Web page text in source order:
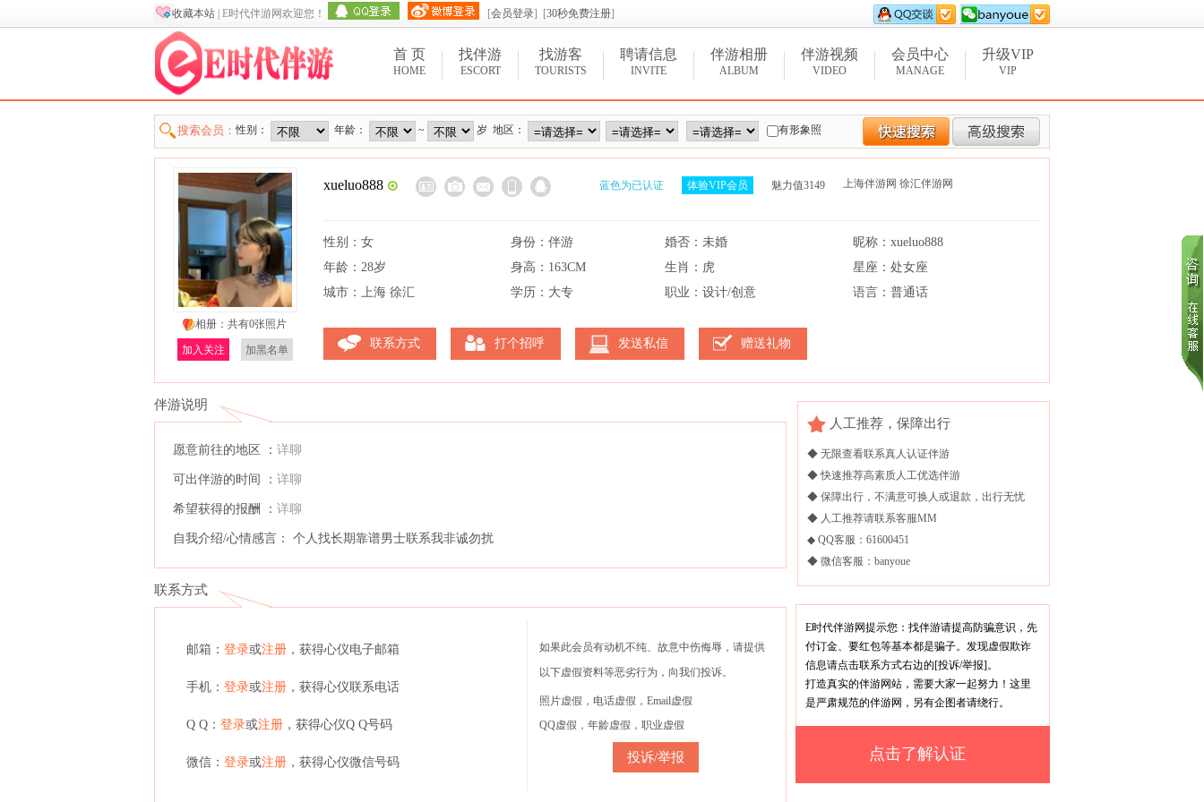
收藏本站 | E时代伴游网欢迎您！ [会员登录] [30秒免费注册]
首 页
HOME
找伴游
ESCORT
找游客
TOURISTS
聘请信息
INVITE
伴游相册
ALBUM
伴游视频
VIDEO
会员中心
MANAGE
升级VIP
VIP
搜索会员： 性别： 年龄： ~ 岁 地区： 有形象照
相册：共有0张照片
加入关注 加黑名单
xueluo888 蓝色为已认证 体验VIP会员 魅力值3149 上海伴游网 徐汇伴游网
性别：女 身份：伴游 婚否：未婚
昵称：xueluo888
年龄：28岁
身高：163CM 生肖：虎
星座：处女座
城市：上海 徐汇
学历：大专 职业：设计/创意 语言：普通话
联系方式 打个招呼 发送私信 赠送礼物
伴游说明
愿意前往的地区 ： 详聊
可出伴游的时间 ： 详聊
希望获得的报酬 ： 详聊
自我介绍/心情感言： 个人找长期靠谱男士联系我非诚勿扰
联系方式
邮箱： 登录或注册 ，获得心仪电子邮箱
手机： 登录或注册 ，获得心仪联系电话
Q Q： 登录或注册 ，获得心仪Q Q号码
微信： 登录或注册 ，获得心仪微信号码
如果此会员有动机不纯、故意中伤侮辱，请提供
以下虚假资料等恶劣行为，向我们投诉。
照片虚假，电话虚假，Email虚假
QQ虚假，年龄虚假，职业虚假
人工推荐，保障出行
◆ 无限查看联系真人认证伴游
◆ 快速推荐高素质人工优选伴游
◆ 保障出行，不满意可换人或退款，出行无忧
◆ 人工推荐请联系客服MM
◆ QQ客服：61600451
◆ 微信客服：banyoue
E时代伴游网提示您：找伴游请提高防骗意识，先
付订金、要红包等基本都是骗子。发现虚假欺诈
信息请点击联系方式右边的[投诉/举报]。
打造真实的伴游网站，需要大家一起努力！这里
是严肃规范的伴游网，另有企图者请绕行。
点击了解认证